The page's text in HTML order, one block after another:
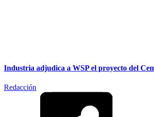
Industria adjudica a WSP el proyecto del
Redacción